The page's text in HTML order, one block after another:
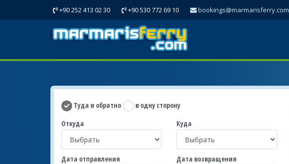
+90 252 413 02 30 +90 530 772 69 10 bookings@marmarisferry.com
Туда и обратно
в одну сторону
Откуда
Куда
Дата отправления Дата возвращения